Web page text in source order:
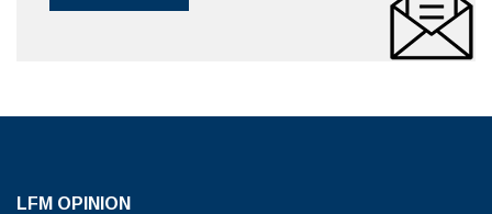
LFM OPINION